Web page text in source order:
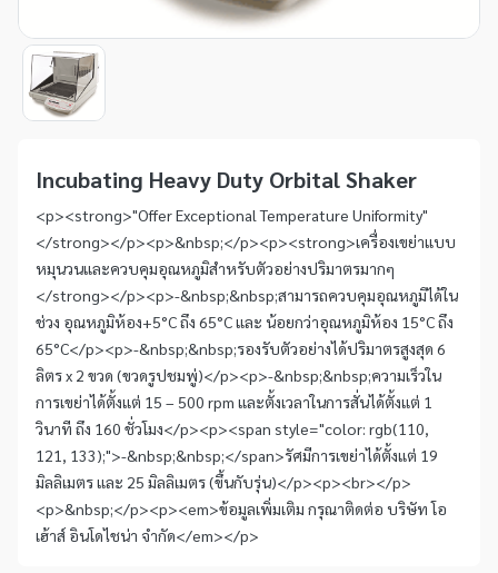
Item
Incubating Heavy Duty Orbital Shaker
<p><strong>"Offer Exceptional Temperature Uniformity"
</strong></p><p>&nbsp;</p><p><strong>เครื่องเขย่าแบบ
หมุนวนและควบคุมอุณหภูมิสำหรับตัวอย่างปริมาตรมากๆ
</strong></p><p>-&nbsp;&nbsp;สามารถควบคุมอุณหภูมิได้ใน
ช่วง อุณหภูมิห้อง+5°C ถึง 65°C และ น้อยกว่าอุณหภูมิห้อง 15°C ถึง
65°C</p><p>-&nbsp;&nbsp;รองรับตัวอย่างได้ปริมาตรสูงสุด 6
ลิตร x 2 ขวด (ขวดรูปชมพู่)</p><p>-&nbsp;&nbsp;ความเร็วใน
การเขย่าได้ตั้งแต่ 15 – 500 rpm และตั้งเวลาในการสั่นได้ตั้งแต่ 1
วินาที ถึง 160 ชั่วโมง</p><p><span style="color: rgb(110,
121, 133);">-&nbsp;&nbsp;</span>รัศมีการเขย่าได้ตั้งแต่ 19
มิลลิเมตร และ 25 มิลลิเมตร (ขึ้นกับรุ่น)</p><p><br></p>
<p>&nbsp;</p><p><em>ข้อมูลเพิ่มเติม กรุณาติดต่อ บริษัท โอ
เฮ้าส์ อินโดไชน่า จำกัด</em></p>